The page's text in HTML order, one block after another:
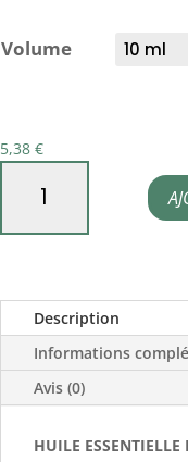
Volume
5,38 €
Huile
Palmarosa
Description
Informations
Avis (0)
HUILE